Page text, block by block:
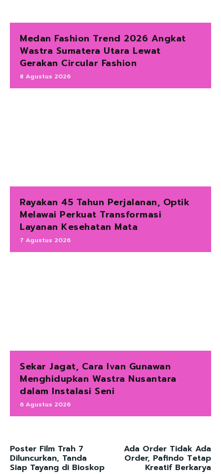
Medan Fashion Trend 2026 Angkat
Wastra Sumatera Utara Lewat
Gerakan Circular Fashion
8 Agustus 2026
Rayakan 45 Tahun Perjalanan, Optik
Melawai Perkuat Transformasi
Layanan Kesehatan Mata
7 Agustus 2026
Sekar Jagat, Cara Ivan Gunawan
Menghidupkan Wastra Nusantara
dalam Instalasi Seni
6 Agustus 2026
Poster Film Trah 7
Diluncurkan, Tanda
Siap Tayang di Bioskop
Ada Order Tidak Ada
Order, Pafindo Tetap
Kreatif Berkarya